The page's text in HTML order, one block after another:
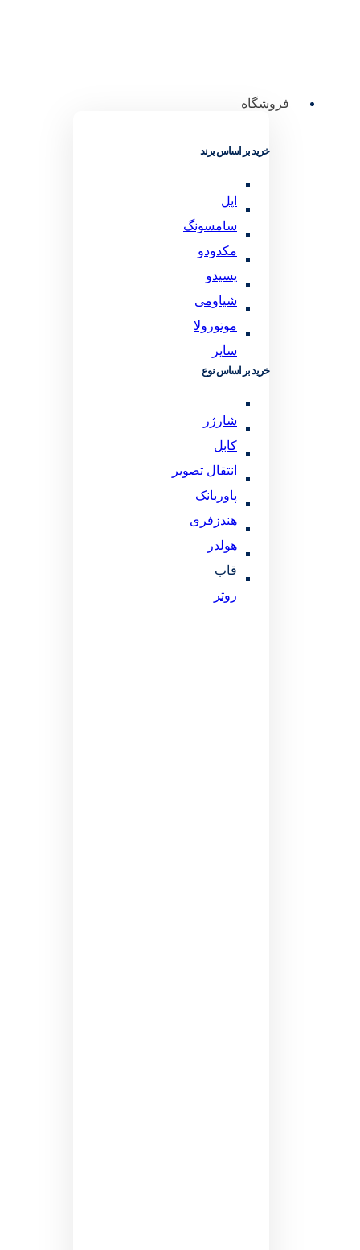
فروشگاه
خرید بر اساس برند
اپل
سامسونگ
مکدودو
یسیدو
شیاومی
موتورولا
سایر
خرید بر اساس نوع
شارژر
کابل
انتقال تصویر
پاوربانک
هندزفری
هولدر
قاب
روتر